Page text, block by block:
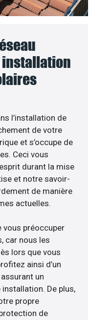
installation
l’installation de
de votre
et s’occupe de
Ceci vous
durant la mise
et notre savoir-
de manière
actuelles.
vous préoccuper
car nous les
lors que vous
ainsi d’un
un
De plus,
propre
de